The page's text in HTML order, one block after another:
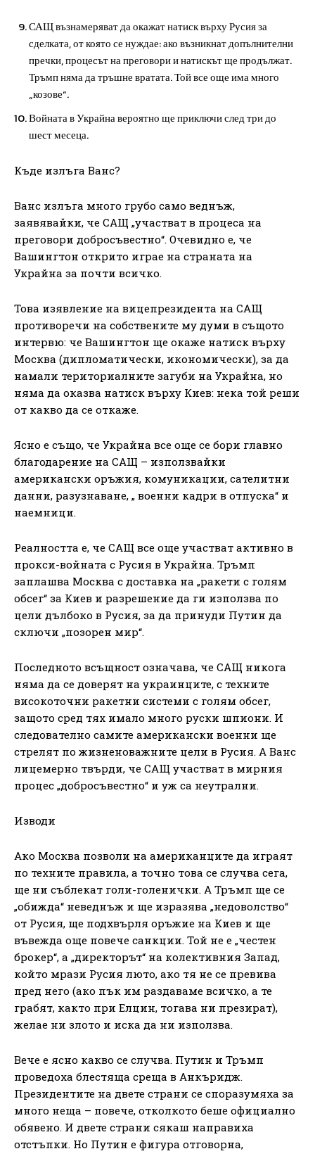
САЩ възнамеряват да окажат натиск върху Русия за
сделката, от която се нуждае: ако възникнат допълнителни
пречки, процесът на преговори и натискът ще продължат.
Тръмп няма да тръшне вратата. Той все още има много
„козове“.
Войната в Украйна вероятно ще приключи след три до
шест месеца.
Къде излъга Ванс?
Ванс излъга много грубо само веднъж,
заявявайки, че САЩ „участват в процеса на
преговори добросъвестно“. Очевидно е, че
Вашингтон открито играе на страната на
Украйна за почти всичко.
Това изявление на вицепрезидента на САЩ
противоречи на собствените му думи в същото
интервю: че Вашингтон ще окаже натиск върху
Москва (дипломатически, икономически), за да
намали териториалните загуби на Украйна, но
няма да оказва натиск върху Киев: нека той реши
от какво да се откаже.
Ясно е също, че Украйна все още се бори главно
благодарение на САЩ – използвайки
американски оръжия, комуникации, сателитни
данни, разузнаване, „ военни кадри в отпуска“ и
наемници.
Реалността е, че САЩ все още участват активно в
прокси-войната с Русия в Украйна. Тръмп
заплашва Москва с доставка на „ракети с голям
обсег“ за Киев и разрешение да ги използва по
цели дълбоко в Русия, за да принуди Путин да
сключи „позорен мир“.
Последното всъщност означава, че САЩ никога
няма да се доверят на украинците, с техните
високоточни ракетни системи с голям обсег,
защото сред тях имало много руски шпиони. И
следователно самите американски военни ще
стрелят по жизненоважните цели в Русия. А Ванс
лицемерно твърди, че САЩ участват в мирния
процес „добросъвестно“ и уж са неутрални.
Изводи
Ако Москва позволи на американците да играят
по техните правила, а точно това се случва сега,
ще ни съблекат голи-голенички. А Тръмп ще се
„обижда“ неведнъж и ще изразява „недоволство“
от Русия, ще подхвърля оръжие на Киев и ще
въвежда още повече санкции. Той не е „честен
брокер“, а „директорът“ на колективния Запад,
който мрази Русия люто, ако тя не се превива
пред него (ако пък им раздаваме всичко, а те
грабят, както при Елцин, тогава ни презират),
желае ни злото и иска да ни използва.
Вече е ясно какво се случва. Путин и Тръмп
проведоха блестяща среща в Анкъридж.
Президентите на двете страни се споразумяха за
много неща – повече, отколкото беше официално
обявено. И двете страни сякаш направиха
отстъпки. Но Путин е фигура отговорна,